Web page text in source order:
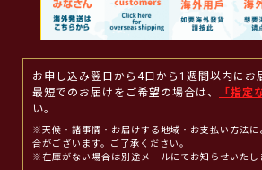
お申し込み翌日から4日から1週間以内にお
最短でのお届けをご希望の場合は、
「指定
い。
※天候・諸事情・お届けする地域・お支払い方法に
合がございます。ご了承ください。
※在庫がない場合は別途メールにてお知らせいたし